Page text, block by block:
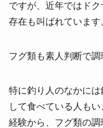
ですが、近年ではド
存在も叫ばれています
フグ類も素人判断で調
特に釣り人のなかに
して食べている人も
経験から、フグ類の